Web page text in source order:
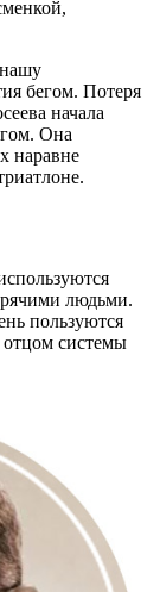
бегом. Потеря
начала
Она
наравне
людьми.
пользуются
отцом системы